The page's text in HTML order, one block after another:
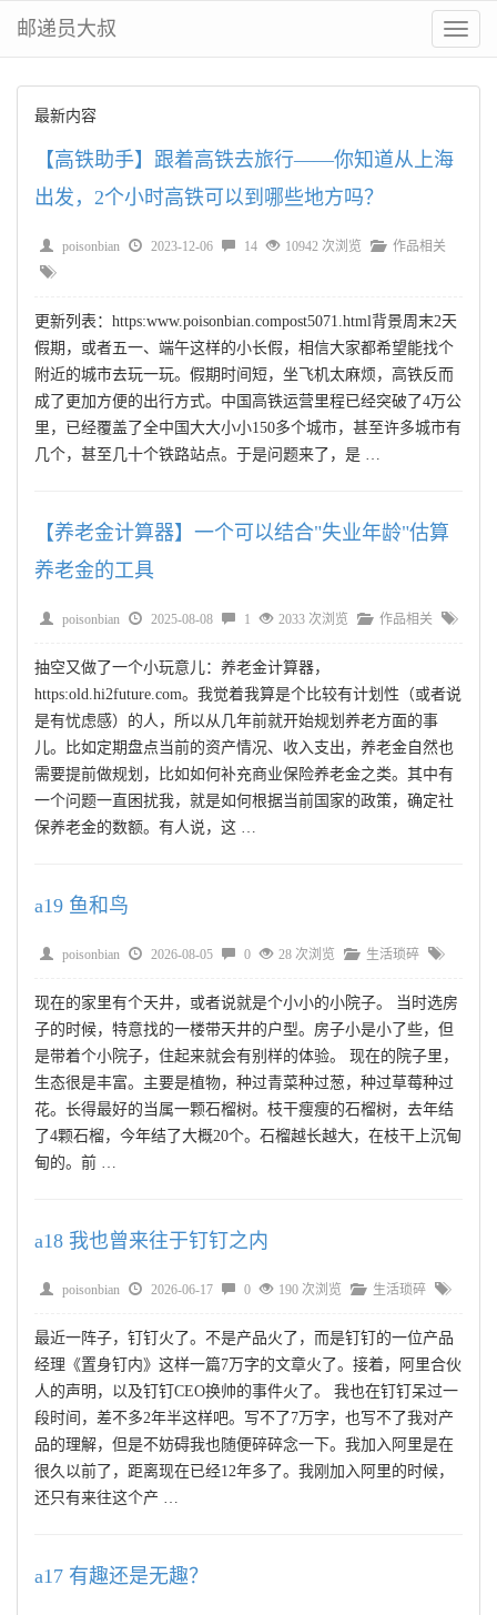
切
换
菜
邮递员大叔
最新内容
【高铁助手】跟着高铁去旅行——你知道从上海
出发，2个小时高铁可以到哪些地方吗？
poisonbian 2023-12-06 14 10942 次浏览 作品相关
更新列表：https:www.poisonbian.compost5071.html背景周末2天
假期，或者五一、端午这样的小长假，相信大家都希望能找个
附近的城市去玩一玩。假期时间短，坐飞机太麻烦，高铁反而
成了更加方便的出行方式。中国高铁运营里程已经突破了4万公
里，已经覆盖了全中国大大小小150多个城市，甚至许多城市有
几个，甚至几十个铁路站点。于是问题来了，是 …
【养老金计算器】一个可以结合"失业年龄"估算
养老金的工具
poisonbian 2025-08-08 1 2033 次浏览 作品相关
抽空又做了一个小玩意儿：养老金计算器，
https:old.hi2future.com。我觉着我算是个比较有计划性（或者说
是有忧虑感）的人，所以从几年前就开始规划养老方面的事
儿。比如定期盘点当前的资产情况、收入支出，养老金自然也
需要提前做规划，比如如何补充商业保险养老金之类。其中有
一个问题一直困扰我，就是如何根据当前国家的政策，确定社
保养老金的数额。有人说，这 …
a19 鱼和鸟
poisonbian 2026-08-05 0 28 次浏览 生活琐碎
现在的家里有个天井，或者说就是个小小的小院子。 当时选房
子的时候，特意找的一楼带天井的户型。房子小是小了些，但
是带着个小院子，住起来就会有别样的体验。 现在的院子里，
生态很是丰富。主要是植物，种过青菜种过葱，种过草莓种过
花。长得最好的当属一颗石榴树。枝干瘦瘦的石榴树，去年结
了4颗石榴，今年结了大概20个。石榴越长越大，在枝干上沉甸
甸的。前 …
a18 我也曾来往于钉钉之内
poisonbian 2026-06-17 0 190 次浏览 生活琐碎
最近一阵子，钉钉火了。不是产品火了，而是钉钉的一位产品
经理《置身钉内》这样一篇7万字的文章火了。接着，阿里合伙
人的声明，以及钉钉CEO换帅的事件火了。 我也在钉钉呆过一
段时间，差不多2年半这样吧。写不了7万字，也写不了我对产
品的理解，但是不妨碍我也随便碎碎念一下。我加入阿里是在
很久以前了，距离现在已经12年多了。我刚加入阿里的时候，
还只有来往这个产 …
a17 有趣还是无趣？